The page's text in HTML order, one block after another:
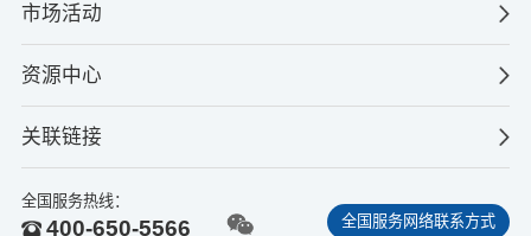
市场活动
资源中心
关联链接
全国服务热线：
400-650-5566 全国服务网络联系方式